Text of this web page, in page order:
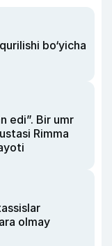
bo‘yicha
edi”. Bir umr
Rimma
olmay